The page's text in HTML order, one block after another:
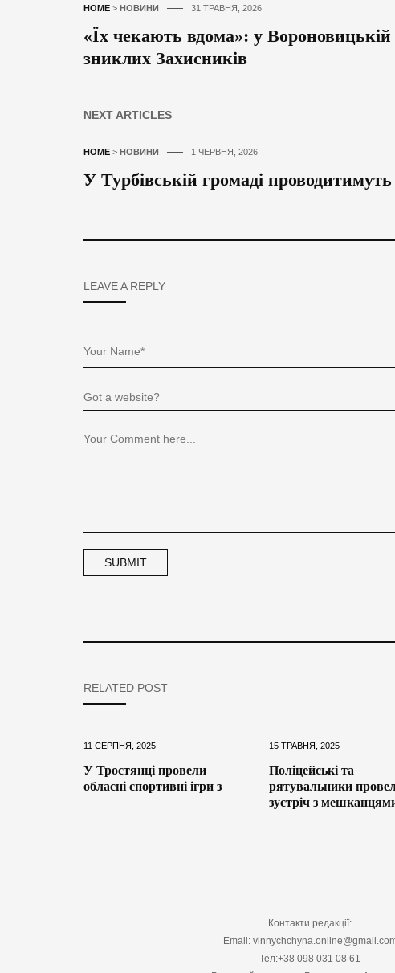
HOME> НОВИНИ 31 ТРАВНЯ, 2026
«Їх чекають вдома»: у Вороновицькій
зниклих Захисників
NEXT ARTICLES
HOME> НОВИНИ 1 ЧЕРВНЯ, 2026
У Турбівській громаді
LEAVE A REPLY
RELATED POST
11 СЕРПНЯ, 2025
У Тростянці провели
обласні спортивні ігри з
15 ТРАВНЯ, 2025
Поліцейські та
рятувальники
зустріч з
Контакти редакції:
Email:
Тел:+38 098 031 08 61